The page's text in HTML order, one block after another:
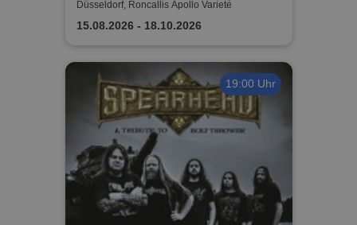
Roncalli's Apollo Varieté
Düsseldorf, Roncallis Apollo Varieté
15.08.2026 - 18.10.2026
19:00 Uhr